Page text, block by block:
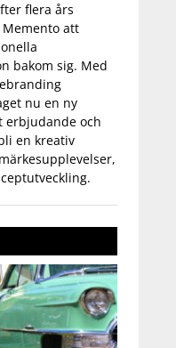
flera års
att
bakom sig. Med
nu en ny
och
en kreativ